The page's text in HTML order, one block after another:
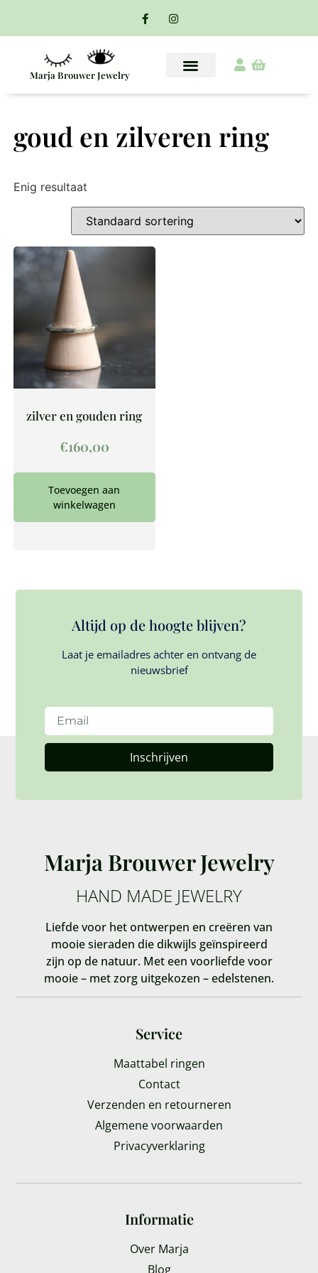
Marja Brouwer Jewelry
goud en zilveren ring
Enig resultaat
zilver en gouden ring
€160,00
Toevoegen aan
winkelwagen
Altijd op de hoogte blijven?
Laat je emailadres achter en ontvang de
nieuwsbrief
Inschrijven
Marja Brouwer Jewelry
HAND MADE JEWELRY
Liefde voor het ontwerpen en creëren van
mooie sieraden die dikwijls geïnspireerd
zijn op de natuur. Met een voorliefde voor
mooie – met zorg uitgekozen – edelstenen.
Service
Maattabel ringen
Contact
Verzenden en retourneren
Algemene voorwaarden
Privacyverklaring
Informatie
Over Marja
Blog